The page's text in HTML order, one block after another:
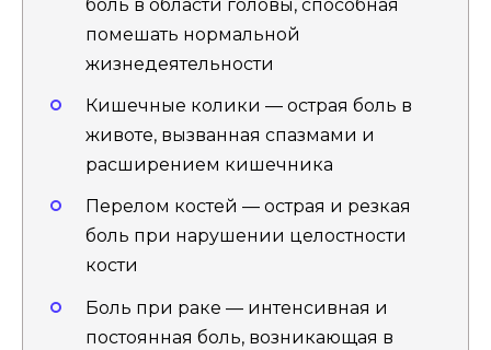
боль в области головы, способная
помешать нормальной
жизнедеятельности
Кишечные колики — острая боль в
животе, вызванная спазмами и
расширением кишечника
Перелом костей — острая и резкая
боль при нарушении целостности
кости
Боль при раке — интенсивная и
постоянная боль, возникающая в